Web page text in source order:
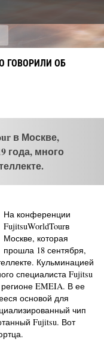
ГОВОРИЛИ ОБ
в Москве,
года, много
На конференции
FujitsuWorldTourв
Москве, которая
прошла 18 сентября,
Кульминацией
специалиста Fujitsu
EMEIA. В ее
основой для
чип
Fujitsu. Вот